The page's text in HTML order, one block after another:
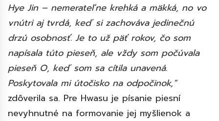
Hye Jin – nemerateľne krehká a mäkká, no vo
vnútri aj tvrdá, keď si zachováva jedinečnú
drzú osobnosť. Je to už päť rokov, čo som
napísala túto pieseň, ale vždy som počúvala
pieseň O, keď som sa cítila unavená.
Poskytovala mi útočisko na odpočinok,“
zdôverila sa. Pre Hwasu je písanie piesní
nevyhnutné na formovanie jej myšlienok a